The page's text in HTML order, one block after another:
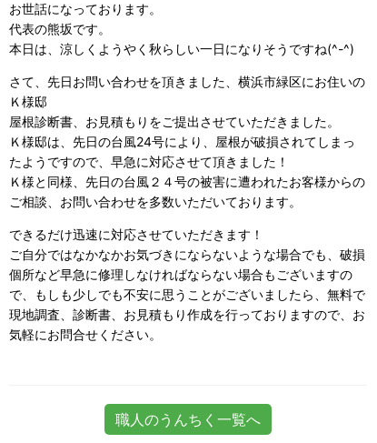
お世話になっております。
代表の熊坂です。
本日は、涼しくようやく秋らしい一日になりそうですね(^-^)
さて、先日お問い合わせを頂きました、横浜市緑区にお住いの
Ｋ様邸
屋根診断書、お見積もりをご提出させていただきました。
Ｋ様邸は、先日の台風24号により、屋根が破損されてしまっ
たようですので、早急に対応させて頂きました！
Ｋ様と同様、先日の台風２４号の被害に遭われたお客様からの
ご相談、お問い合わせを多数いただいております。
できるだけ迅速に対応させていただきます！
ご自分ではなかなかお気づきにならないような場合でも、破損
個所など早急に修理しなければならない場合もございますの
で、もしも少しでも不安に思うことがございましたら、無料で
現地調査、診断書、お見積もり作成を行っておりますので、お
気軽にお問合せください。
職人のうんちく一覧へ